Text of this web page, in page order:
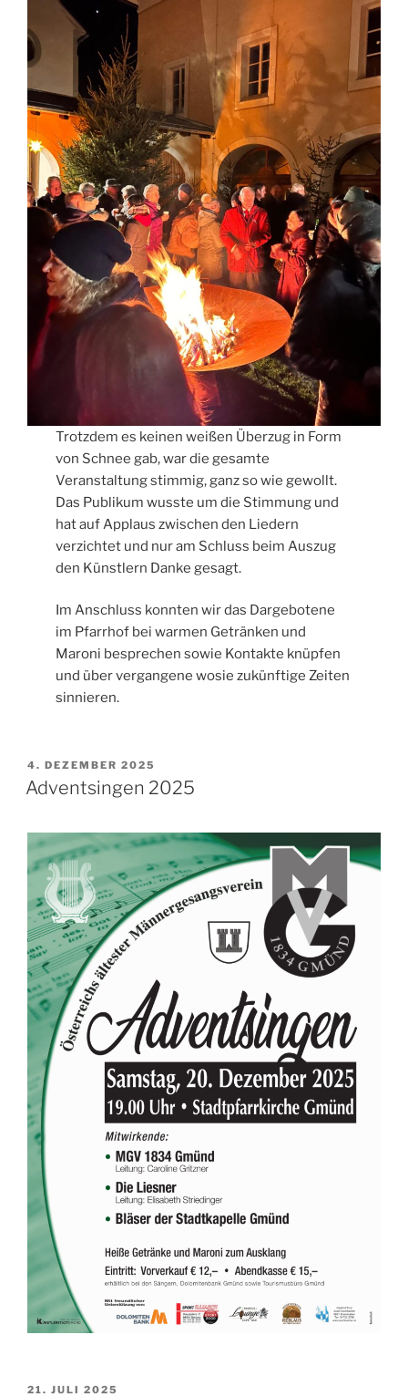
Trotzdem es keinen weißen Überzug in Form
von Schnee gab, war die gesamte
Veranstaltung stimmig, ganz so wie gewollt.
Das Publikum wusste um die Stimmung und
hat auf Applaus zwischen den Liedern
verzichtet und nur am Schluss beim Auszug
den Künstlern Danke gesagt.
Im Anschluss konnten wir das Dargebotene
im Pfarrhof bei warmen Getränken und
Maroni besprechen sowie Kontakte knüpfen
und über vergangene wosie zukünftige Zeiten
sinnieren.
VERÖFFENTLICHT
AM
4. DEZEMBER 2025
Adventsingen 2025
VERÖFFENTLICHT
21. JULI 2025